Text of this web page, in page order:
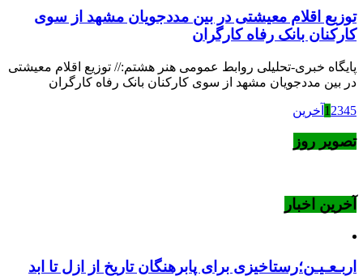
توزیع اقلام معیشتی در بین مددجویان مشهد از سوی
کارکنان بانک رفاه کارگران
پایگاه خبری-تحلیلی روابط عمومی هنر هشتم:// توزیع اقلام معیشتی
در بین مددجویان مشهد از سوی کارکنان بانک رفاه کارگران
1 2345 آخرین
تصویر روز
آخرین اخبار
اربـعـیـن؛رستاخیزی برای پابرهنگان تاریخ از ازل تا ابد